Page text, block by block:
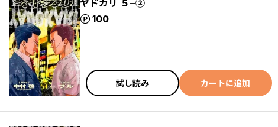
ヤドカリ ５−②
100
ポイント
試し読み カートに追加